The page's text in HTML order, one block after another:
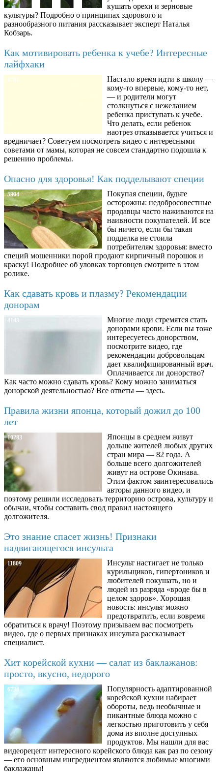
кушать орехи и зерновые
культуры? Подробно о принципах здорового и
разнообразного питания рассказывает эксперт Наталья
Кобзарь.
Как мотивировать ребенка к учебе? Интересные
лайфхаки
8781
Настало время идти в школу —
кому-то впервые, кому-то нет,
— и родители могут
столкнуться с нежеланием
ребенка приступать к учебе.
Что делать, если ребенок
наотрез отказывается учиться и
вредничает? Советуем посмотреть видео с интересными
советами от мамы, которая не совсем стандартно подошла к
решению проблемы.
Опасно для здоровья! Как подделывают специи
5904
Покупая специи, будьте
осторожны: недобросовестные
продавцы часто наживаются на
наивности покупателей. И все
бы ничего, если бы такая
подделка не стоила
потребителям здоровья: вместо
специй мошенники порой продают кирпичный порошок и
краску! Подробнее об уловках торговцев смотрите в этом
ролике.
Как сдавать кровь и плазму? Рекомендации
донорам
4143
Многие люди стремятся стать
донорами крови. Если вы тоже
интересуетесь донорством,
посмотрите видео, где
рекомендации добровольцам
дает квалифицированный врач.
Оплачивается ли донорство?
Как часто можно сдавать кровь? Кому можно заниматься
донорской деятельностью? Все ответы — здесь.
Правила жизни японца, который дожил до 100
лет
10283
Японцы в среднем живут
дольше жителей любых других
стран мира — 82 года. А
больше всего долгожителей
живут на острове Окинава.
Этим фактом заинтересовались
авторы данного видео, и
поэтому решили исследовать территорию острова, культуру и
обычаи, чтобы составить свод правил настоящего
долгожителя.
Это знание спасет жизнь! Признаки
надвигающегося инсульта
11809
Инсульт настигает не только
курильщиков, гипертоников и
любителей покушать, но и
людей из разряда «вроде бы в
целом здоров». Хорошая
новость: инсульт можно
предотвратить, если вовремя
обратиться к врачу! Поэтому призываем вас посмотреть
видео, где о первых признаках инсульта рассказывает
специалист.
Хит корейской кухни — салат из баклажанов:
просто, вкусно, недорого
6734
Популярность адаптированной
корейской кухни набирает
обороты, ведь необычные и
пикантные блюда можно с
легкостью приготовить у себя
дома из вполне доступных
продуктов. Мы нашли для вас
видеорецепт интересного корейского блюда как раз по сезону
— его основным ингредиентом являются любимые многими
баклажаны!